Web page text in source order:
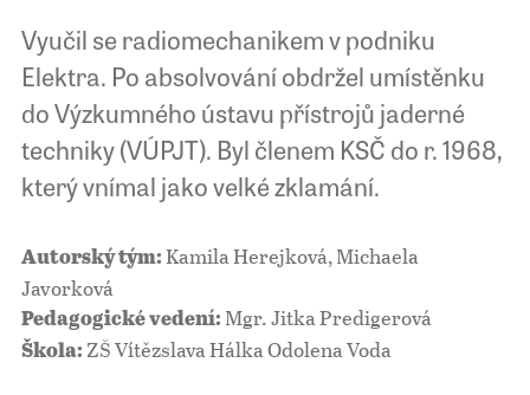
Vyučil se radiomechanikem v podniku
Elektra. Po absolvování obdržel umístěnku
do Výzkumného ústavu přístrojů jaderné
techniky (VÚPJT). Byl členem KSČ do r. 1968,
který vnímal jako velké zklamání.
Autorský tým: Kamila Herejková, Michaela
Javorková
Pedagogické vedení: Mgr. Jitka Predigerová
Škola: ZŠ Vítězslava Hálka Odolena Voda